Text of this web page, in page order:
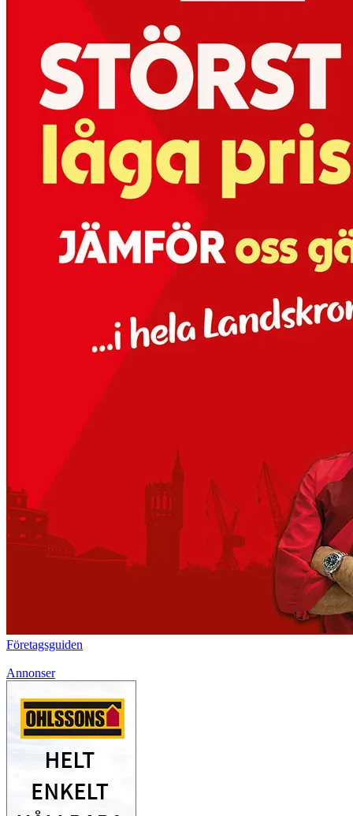
Företagsguiden
Annonser